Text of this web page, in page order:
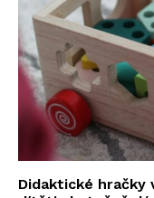
Didaktické hračky